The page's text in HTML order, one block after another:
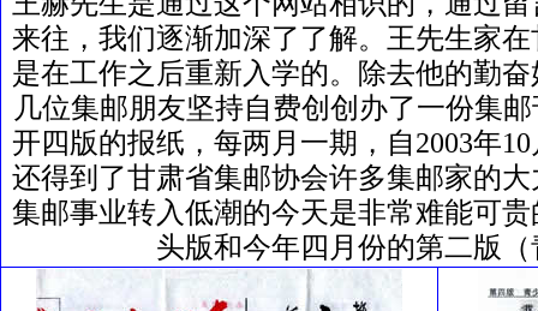
来往，我们逐渐加深了了解。王先生家
是在工作之后重新入学的。除去他的勤
几位集邮朋友坚持自费创创办了一份集
开四版的报纸，每两月一期，自2003年
还得到了甘肃省集邮协会许多集邮家的
集邮事业转入低潮的今天是非常难能可
头版和今年四月份的第二版